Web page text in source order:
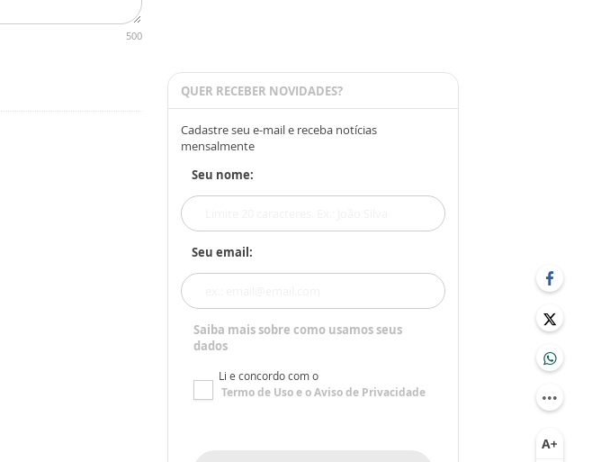
500
QUER RECEBER NOVIDADES?
Cadastre seu e-mail e receba notícias
mensalmente
Seu nome:
Seu email:
Saiba mais sobre como usamos seus
dados
Li e concordo com o
Termo de Usoe oAviso de Privacidade